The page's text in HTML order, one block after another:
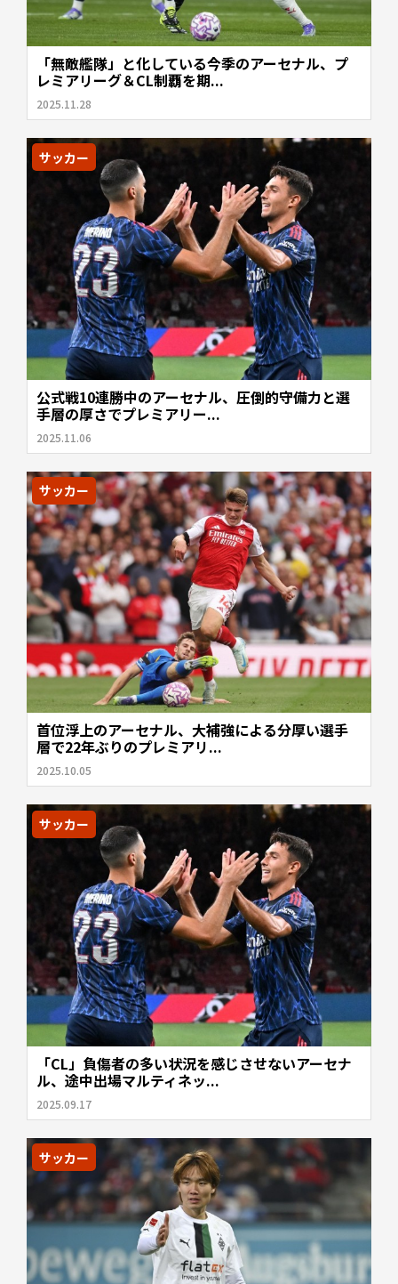
「無敵艦隊」と化している今季のアーセナル、プ
レミアリーグ＆CL制覇を期...
2025.11.28
サッカー
公式戦10連勝中のアーセナル、圧倒的守備力と選
手層の厚さでプレミアリー...
2025.11.06
サッカー
首位浮上のアーセナル、大補強による分厚い選手
層で22年ぶりのプレミアリ...
2025.10.05
サッカー
「CL」負傷者の多い状況を感じさせないアーセナ
ル、途中出場マルティネッ...
2025.09.17
サッカー